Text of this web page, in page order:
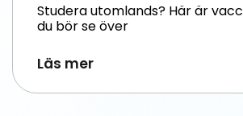
Studera utomlands? Här är
du bör se över
Läs mer